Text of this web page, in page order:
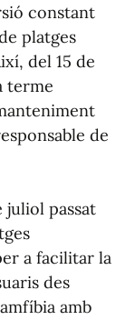
constant
platges
del 15 de
terme
de
juliol passat
a facilitar la
des
amb